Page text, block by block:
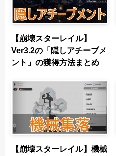
【崩壊スターレイル】
Ver3.2の「隠しアチーブメ
ント」の獲得方法まとめ
【崩壊スターレイル】機械